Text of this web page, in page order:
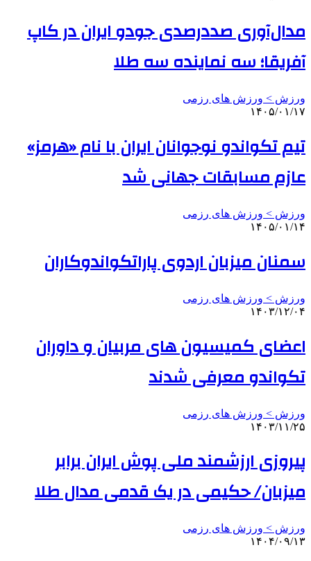
مدال‌آوری صددرصدی جودو ایران در کاپ
آفریقا؛ سه نماینده سه طلا
ورزش > ورزش های رزمی
۱۴۰۵/۰۱/۱۷
تیم تکواندو نوجوانان ایران با نام «هرمز»
عازم مسابقات جهانی شد
ورزش > ورزش های رزمی
۱۴۰۵/۰۱/۱۴
سمنان میزبان اردوی پاراتکواندوکاران
ورزش > ورزش های رزمی
۱۴۰۳/۱۲/۰۴
اعضای کمیسیون های مربیان و داوران
تکواندو معرفی شدند
ورزش > ورزش های رزمی
۱۴۰۳/۱۱/۲۵
پیروزی ارزشمند ملی پوش ایران برابر
میزبان/ حکیمی در یک قدمی مدال طلا
ورزش > ورزش های رزمی
۱۴۰۴/۰۹/۱۳